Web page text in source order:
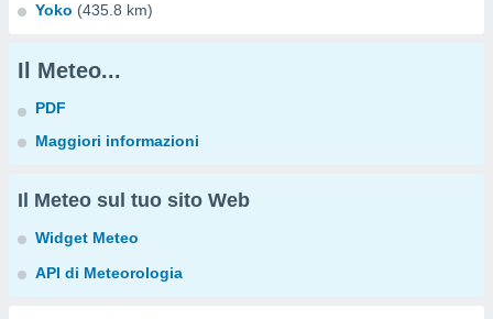
Yoko (435.8 km)
Il Meteo...
PDF
Maggiori informazioni
Il Meteo sul tuo sito Web
Widget Meteo
API di Meteorologia